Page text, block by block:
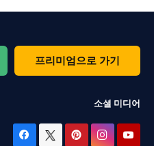
프리미엄으로 가기
소셜 미디어